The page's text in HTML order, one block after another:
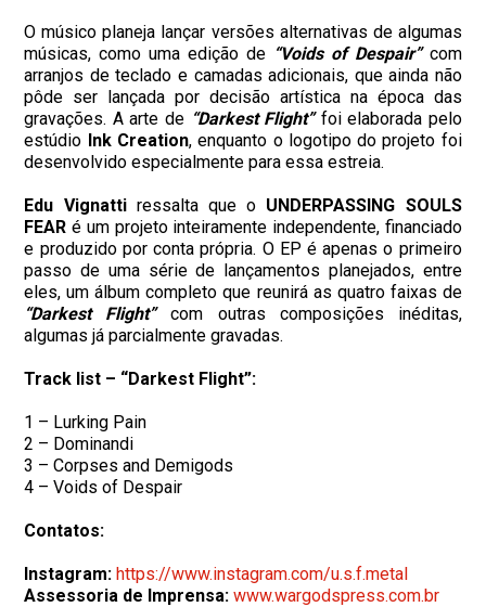
O músico planeja lançar versões alternativas de algumas
músicas, como uma edição de “Voids of Despair”com
arranjos de teclado e camadas adicionais, que ainda não
pôde ser lançada por decisão artística na época das
gravações. A arte de “Darkest Flight”foi elaborada pelo
estúdio Ink Creation, enquanto o logotipo do projeto foi
desenvolvido especialmente para essa estreia.
Edu Vignattiressalta que o UNDERPASSING SOULS
FEAR é um projeto inteiramente independente, financiado
e produzido por conta própria. O EP é apenas o primeiro
passo de uma série de lançamentos planejados, entre
eles, um álbum completo que reunirá as quatro faixas de
“Darkest Flight”com outras composições inéditas,
algumas já parcialmente gravadas.
Track list – “Darkest Flight”:
1 – Lurking Pain
2 – Dominandi
3 – Corpses and Demigods
4 – Voids of Despair
Contatos:
Instagram: https://www.instagram.com/u.s.f.metal
Assessoria de Imprensa: www.wargodspress.com.br